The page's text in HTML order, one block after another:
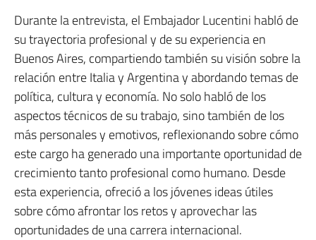
Durante la entrevista, el Embajador Lucentini habló de
su trayectoria profesional y de su experiencia en
Buenos Aires, compartiendo también su visión sobre la
relación entre Italia y Argentina y abordando temas de
política, cultura y economía. No solo habló de los
aspectos técnicos de su trabajo, sino también de los
más personales y emotivos, reflexionando sobre cómo
este cargo ha generado una importante oportunidad de
crecimiento tanto profesional como humano. Desde
esta experiencia, ofreció a los jóvenes ideas útiles
sobre cómo afrontar los retos y aprovechar las
oportunidades de una carrera internacional.